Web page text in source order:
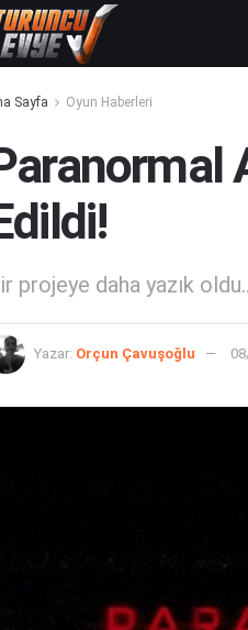
Sayfa Oyun Haberleri
projeye daha yazık
Yazar: Orçun Çavuşoğlu